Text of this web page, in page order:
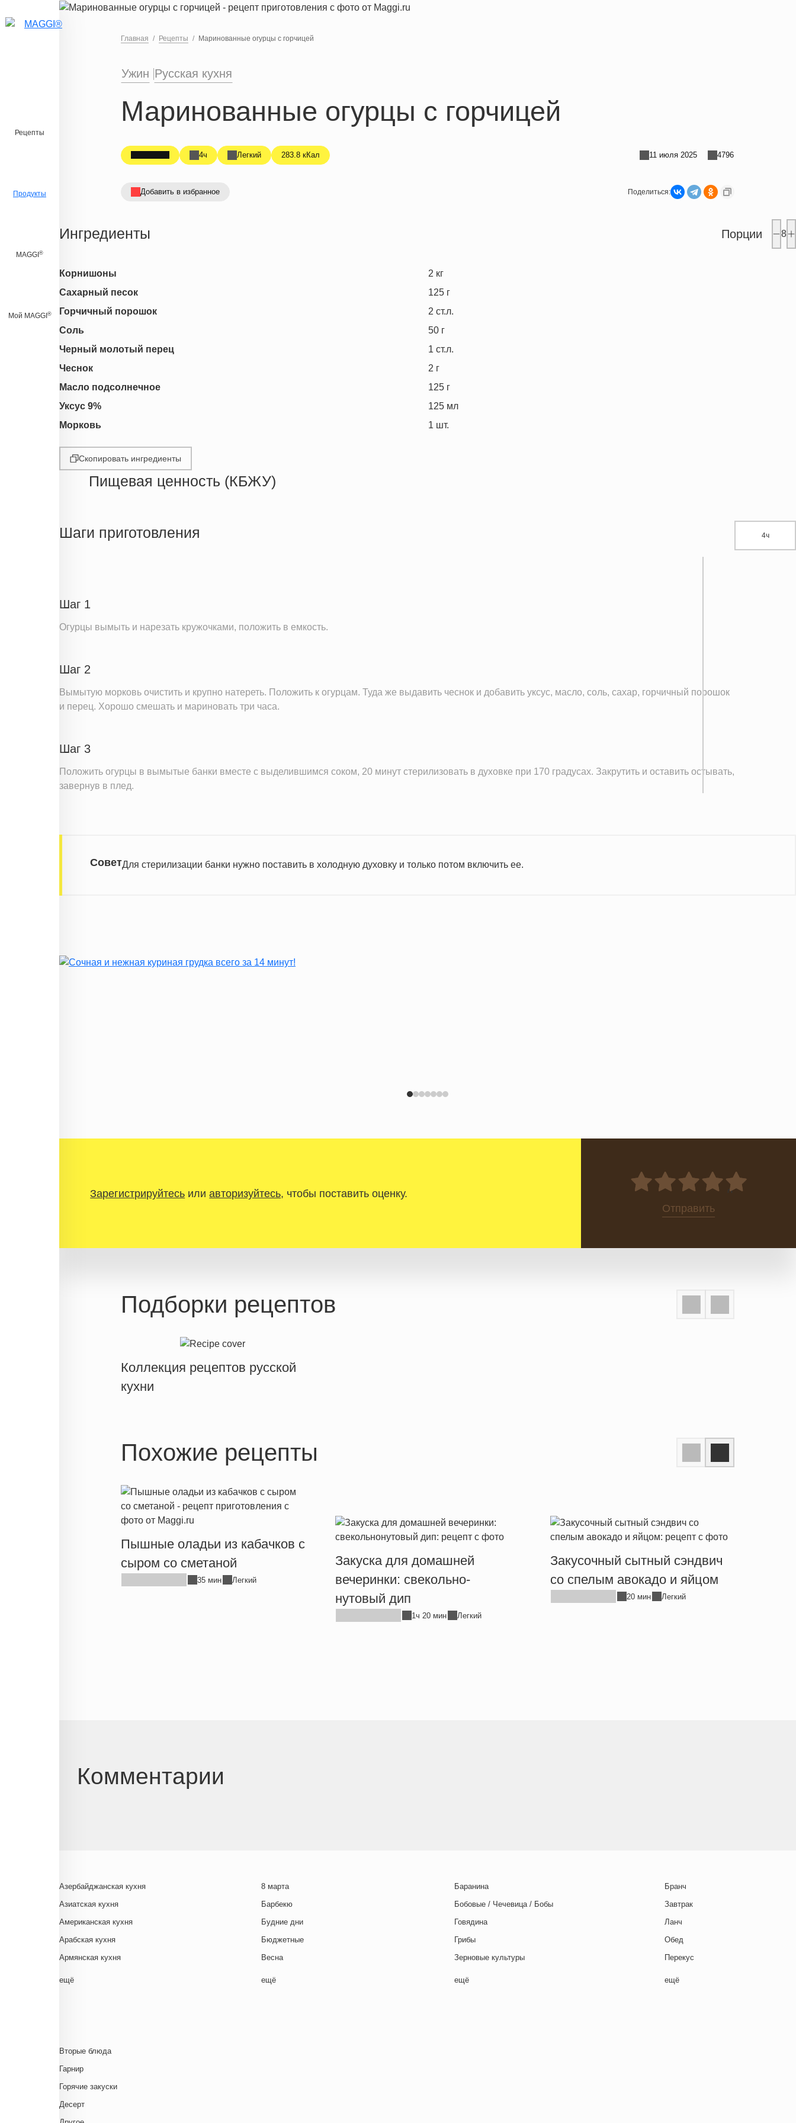
Перейти к основному содержанию
Рецепты
Продукты
MAGGI ®
Мой MAGGI ®
Главная Рецепты Маринованные огурцы с горчицей
Ужин Русская кухня
Маринованные огурцы с горчицей
4ч Легкий 283.8 кКал 11 июля 2025 4796
Добавить в избранное Поделиться:
Ингредиенты Порции 8
Корнишоны 2 кг
Сахарный песок
125 г
Горчичный порошок
2 ст.л.
Соль
50 г
Черный молотый перец
1 ст.л.
Чеснок
2 г
Масло подсолнечное
125 г
Уксус 9%
125 мл
Морковь
1 шт.
Скопировать ингредиенты
Пищевая ценность (КБЖУ)
Белки
Натрий
Кальций
Железо
1.5 мг
Калий
Витамин С
Витамин Е
Шаги приготовления 4ч
Шаг 1
Огурцы вымыть и нарезать кружочками, положить в емкость.
Шаг 2
Вымытую морковь очистить и крупно натереть. Положить к огурцам. Туда же выдавить чеснок и добавить уксус, масло, соль, сахар, горчичный порошок
и перец. Хорошо смешать и мариновать три часа.
Шаг 3
Положить огурцы в вымытые банки вместе с выделившимся соком, 20 минут стерилизовать в духовке при 170 градусах. Закрутить и оставить остывать,
завернув в плед.
СоветДля стерилизации банки нужно поставить в холодную духовку и только потом включить ее.
Зарегистрируйтесьили авторизуйтесь, чтобы поставить оценку. 0
Отправить
Подборки рецептов
Коллекция рецептов русской
кухни
Похожие рецепты
Пышные оладьи из кабачков с
сыром со сметаной
35 мин Легкий
Закуска для домашней
вечеринки: свекольно-
нутовый дип
1ч 20 мин Легкий
Закусочный сытный сэндвич
со спелым авокадо и яйцом
20 мин Легкий
Комментарии
Азербайджанская кухня
Азиатская кухня
Американская кухня
Арабская кухня
Армянская кухня
Белорусская
Венгерская кухня
Греческая кухня
Грузинская кухня
Еврейская кухня
Европейская кухня
ещё
8 марта
Барбекю
Будние дни
Бюджетные
Весна
Выходные дни
ещё
Баранина
Бобовые / Чечевица / Бобы
Говядина
Грибы
Зерновые культуры
Картофель
ещё
Бранч
Завтрак
Ланч
Обед
Перекус
Полдник
ещё
Вторые блюда
Гарнир
Горячие закуски
Десерт